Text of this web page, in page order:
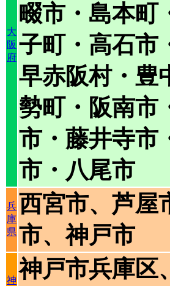
大
阪
府
畷市・島本町
子町・高石市
早赤阪村・豊
勢町・阪南市
市・藤井寺市
市・八尾市
兵
庫
県
西宮市、芦屋
市、神戸市
神 神戸市兵庫区